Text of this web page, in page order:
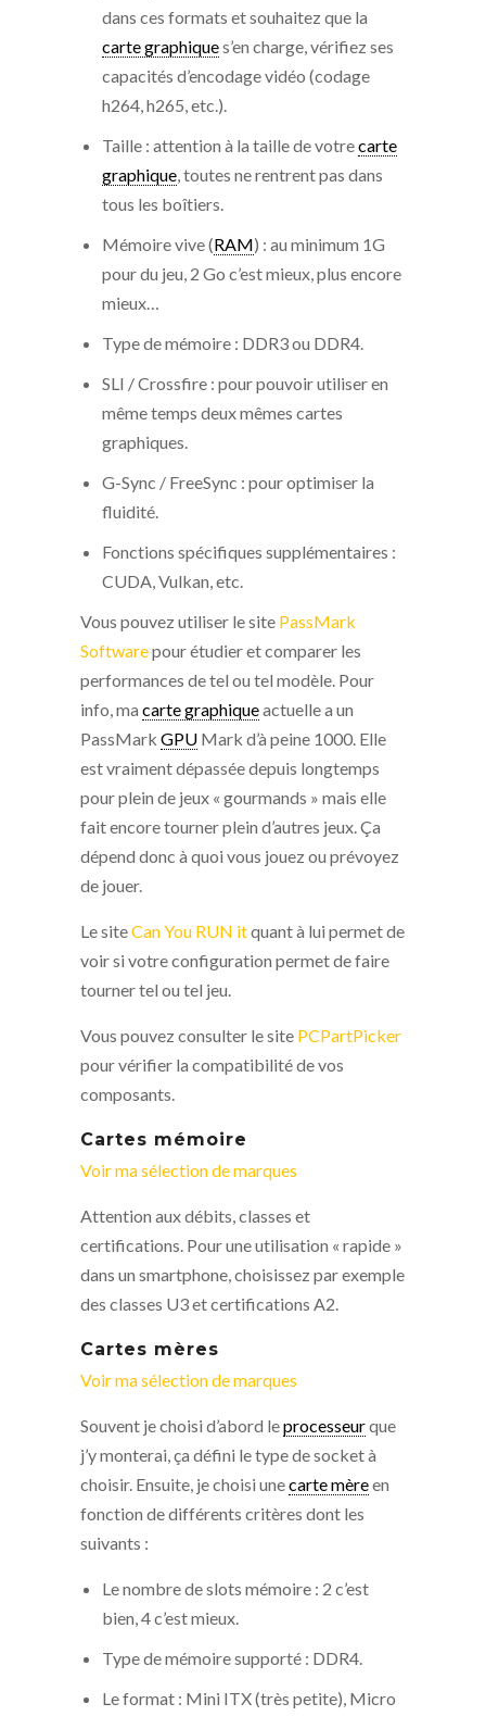
dans ces formats et souhaitez que la
carte graphiques’en charge, vérifiez ses
capacités d’encodage vidéo (codage
h264, h265, etc.).
Taille : attention à la taille de votrecarte
graphique, toutes ne rentrent pas dans
tous les boîtiers.
Mémoire vive (RAM) : au minimum 1G
pour du jeu, 2 Go c’est mieux, plus encore
mieux…
Type de mémoire : DDR3 ou DDR4.
SLI / Crossfire : pour pouvoir utiliser en
même temps deux mêmes cartes
graphiques.
G-Sync / FreeSync : pour optimiser la
fluidité.
Fonctions spécifiques supplémentaires :
CUDA, Vulkan, etc.
Vous pouvez utiliser le site PassMark
Softwarepour étudier et comparer les
performances de tel ou tel modèle. Pour
info, ma carte graphiqueactuelle a un
PassMark GPU Mark d’à peine 1000. Elle
est vraiment dépassée depuis longtemps
pour plein de jeux « gourmands » mais elle
fait encore tourner plein d’autres jeux. Ça
dépend donc à quoi vous jouez ou prévoyez
de jouer.
Le siteCan You RUN itquant à lui permet de
voir si votre configuration permet de faire
tourner tel ou tel jeu.
Vous pouvez consulter le site PCPartPicker
pour vérifier la compatibilité de vos
composants.
Cartes mémoire
Voir ma sélection de marques
Attention aux débits, classes et
certifications. Pour une utilisation « rapide »
dans un smartphone, choisissez par exemple
des classes U3 et certifications A2.
Cartes mères
Voir ma sélection de marques
Souvent je choisi d’abord leprocesseurque
j’y monterai, ça défini le type de socket à
choisir. Ensuite, je choisi unecarte mèreen
fonction de différents critères dont les
suivants :
Le nombre de slots mémoire : 2 c’est
bien, 4 c’est mieux.
Type de mémoire supporté : DDR4.
Le format : Mini ITX (très petite), Micro